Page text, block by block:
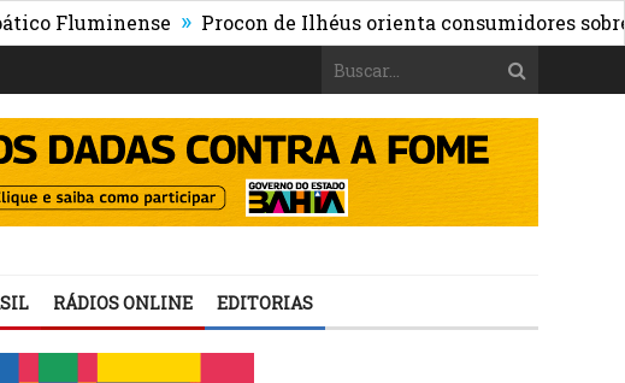
» Procon de Ilhéus orienta consumidores sobre os
RÁDIOS ONLINE EDITORIAS